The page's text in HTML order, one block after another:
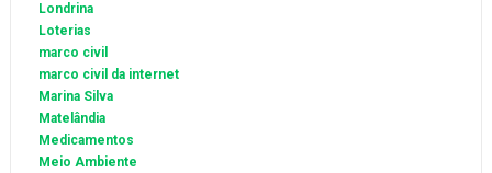
Londrina
Loterias
marco civil
marco civil da internet
Marina Silva
Matelândia
Medicamentos
Meio Ambiente